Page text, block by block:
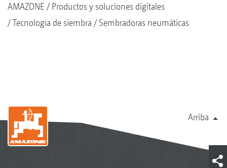
AMAZONE
Productos y soluciones digitales
Tecnología de siembra
Sembradoras neumáticas
Arriba